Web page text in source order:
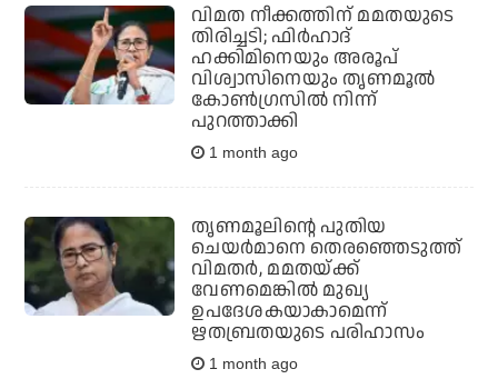
വിമത നീക്കത്തിന് മമതയുടെ
തിരിച്ചടി; ഫിര്‍ഹാദ്
ഹക്കിമിനെയും അരൂപ്
വിശ്വാസിനെയും തൃണമൂല്‍
കോണ്‍ഗ്രസില്‍ നിന്ന്
പുറത്താക്കി
1 month ago
തൃണമൂലിന്റെ പുതിയ
ചെയര്‍മാനെ തെരഞ്ഞെടുത്ത്
വിമതര്‍, മമതയ്ക്ക്
വേണമെങ്കില്‍ മുഖ്യ
ഉപദേശകയാകാമെന്ന്
ഋതബ്രതയുടെ പരിഹാസം
1 month ago